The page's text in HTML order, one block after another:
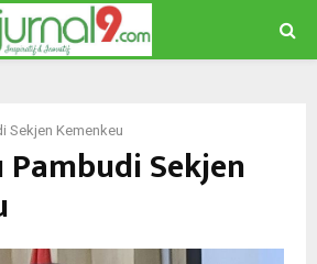
Sekjen Kemenkeu
Pambudi Sekjen